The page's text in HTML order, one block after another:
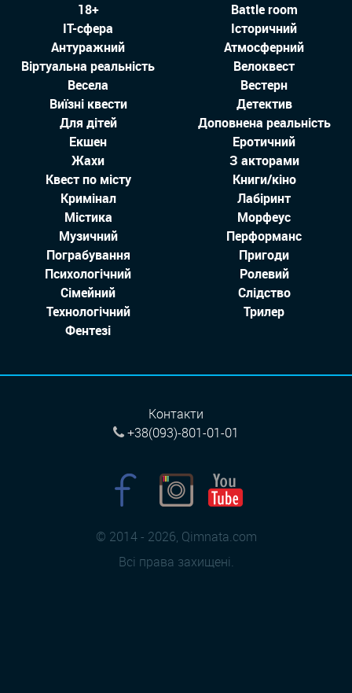
18+
Battle room
IT-сфера
Історичний
Антуражний
Атмосферний
Віртуальна реальність
Велоквест
Весела
Вестерн
Виїзні квести
Детектив
Для дітей
Доповнена реальність
Екшен
Еротичний
Жахи
З акторами
Квест по місту
Книги/кіно
Кримінал
Лабіринт
Містика
Морфеус
Музичний
Перформанс
Пограбування
Пригоди
Психологічний
Ролевий
Сімейний
Слідство
Технологiчний
Трилер
Фентезі
© 2014 - 2026, Qimnata.com
Всі права захищені.
Контакти
+38(093)-801-01-01